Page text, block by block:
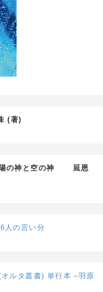
(著)
陽の神と空の神 延恩
人の言い分
ルタ叢書) 単行本 –羽原